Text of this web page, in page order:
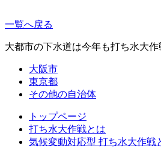
一覧へ戻る
大都市の下水道は今年も打ち水大作
大阪市
東京都
その他の自治体
トップページ
打ち水大作戦とは
気候変動対応型 打ち水大作戦